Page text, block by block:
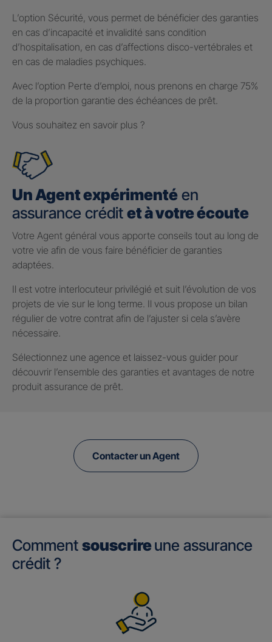
L’option Sécurité, vous permet de bénéficier des garanties
en cas d’incapacité et invalidité sans condition
d’hospitalisation, en cas d’affections disco-vertébrales et
en cas de maladies psychiques.
Avec l’option Perte d’emploi, nous prenons en charge 75%
de la proportion garantie des échéances de prêt.
Vous souhaitez en savoir plus ?
Un Agent expérimenté en
assurance crédit et à votre écoute
Votre Agent général vous apporte conseils tout au long de
votre vie afin de vous faire bénéficier de garanties
adaptées.
Il est votre interlocuteur privilégié et suit l’évolution de vos
projets de vie sur le long terme. Il vous propose un bilan
régulier de votre contrat afin de l’ajuster si cela s’avère
nécessaire.
Sélectionnez une agence et laissez-vous guider pour
découvrir l’ensemble des garanties et avantages de notre
produit assurance de prêt.
Contacter un Agent
Comment souscrireune assurance
crédit ?